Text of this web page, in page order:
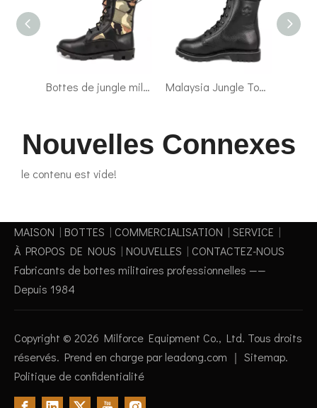
Malaysia Jungle Top Grain Le cuir en cuir bottes militaires 62103 Soldier Classic Sport Malaisie Bottes tactiques 4299
Nouvelles Connexes
le contenu est vide!
MAISON | BOTTES | COMMERCIALISATION | SERVICE |
À PROPOS DE NOUS | NOUVELLES | CONTACTEZ-NOUS
Fabricants de bottes militaires professionnelles ——
Depuis 1984
Copyright © 2026 Milforce Equipment Co., Ltd. Tous droits
réservés. Prend en charge parleadong.com ｜ Sitemap.
Politique de confidentialité